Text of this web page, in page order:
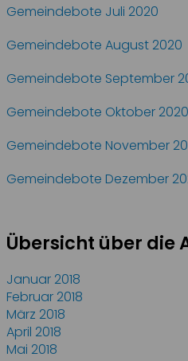
Gemeindebote Juli 2020
Gemeindebote August 2020
Gemeindebote September
Gemeindebote Oktober 2020
Gemeindebote November
Gemeindebote Dezember
Übersicht über die
Januar 2018
Februar 2018
März 2018
April 2018
Mai 2018